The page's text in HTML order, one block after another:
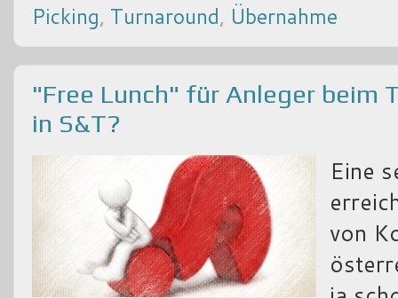
Picking, Turnaround, Übernahme
"Free Lunch" für Anleger beim
in S&T?
Eine
von